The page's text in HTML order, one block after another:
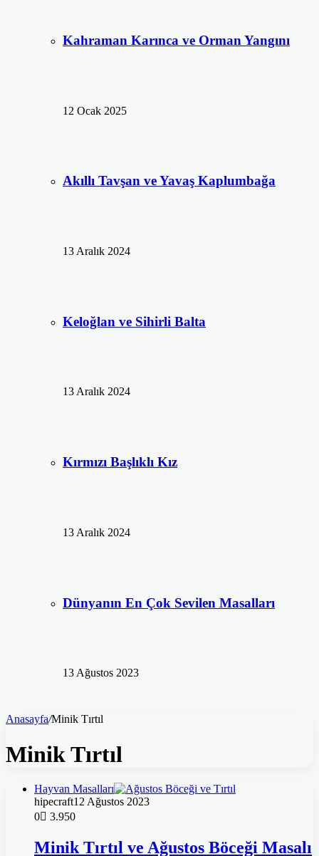
Kahraman Karınca ve Orman Yangını
12 Ocak 2025
Akıllı Tavşan ve Yavaş Kaplumbağa
13 Aralık 2024
Keloğlan ve Sihirli Balta
13 Aralık 2024
Kırmızı Başlıklı Kız
13 Aralık 2024
Dünyanın En Çok Sevilen Masalları
13 Ağustos 2023
Anasayfa/Minik Tırtıl
Minik Tırtıl
Hayvan Masalları
hipecraft12 Ağustos 2023
0
3.950
Minik Tırtıl ve Ağustos Böceği Masalı